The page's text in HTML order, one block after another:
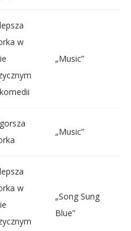
w
„Music”
„Music”
w
„Song Sung
Blue”